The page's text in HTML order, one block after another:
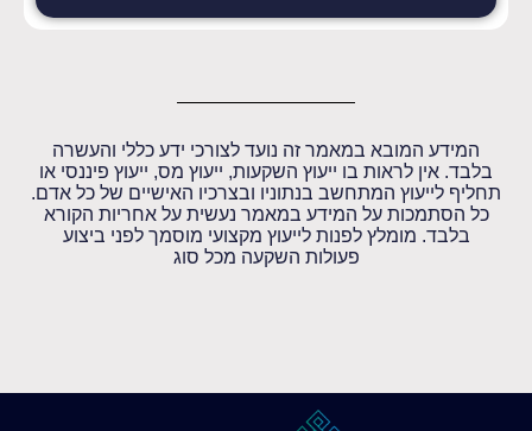
המידע המובא במאמר זה נועד לצורכי ידע כללי והעשרה
בלבד. אין לראות בו ייעוץ השקעות, ייעוץ מס, ייעוץ פיננסי או
תחליף לייעוץ המתחשב בנתוניו ובצרכיו האישיים של כל אדם.
כל הסתמכות על המידע במאמר נעשית על אחריות הקורא
בלבד. מומלץ לפנות לייעוץ מקצועי מוסמך לפני ביצוע
פעולות השקעה מכל סוג